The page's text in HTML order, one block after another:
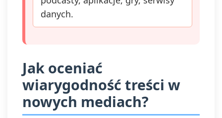
danych.
Jak oceniać
wiarygodność treści w
nowych mediach?